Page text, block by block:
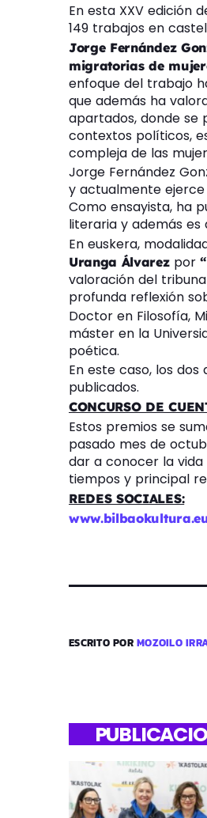
En esta XXV edición
149 trabajos en
Jorge Fernández
migratorias de
enfoque del trabajo
que además ha
apartados, donde se
contextos políticos,
compleja de las
Jorge Fernández
y actualmente ejerce
Como ensayista, ha
literaria y además es
En euskera,
Uranga Álvarez por
valoración del
profunda reflexión
Doctor en Filosofía,
máster en la
poética.
En este caso, los
publicados.
CONCURSO DE
Estos premios se
pasado mes de
dar a conocer la
tiempos y principal
REDES SOCIALES:
ESCRITO PORMOZOILO